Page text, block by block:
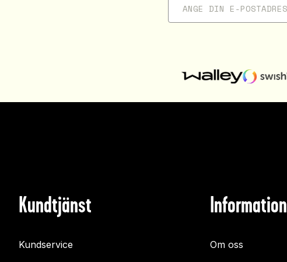
Kundtjänst
Kundservice
Information
Om oss